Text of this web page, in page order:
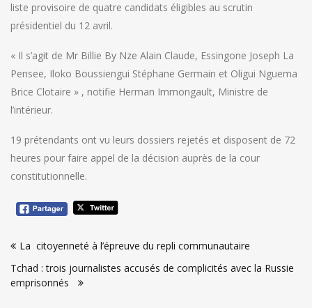
liste provisoire de quatre candidats éligibles au scrutin
présidentiel du 12 avril.
« Il s’agit de Mr Billie By Nze Alain Claude, Essingone Joseph La
Pensee, Iloko Boussiengui Stéphane Germain et Oligui Nguema
Brice Clotaire » , notifie Herman Immongault, Ministre de
l’intérieur.
19 prétendants ont vu leurs dossiers rejetés et disposent de 72
heures pour faire appel de la décision auprès de la cour
constitutionnelle.
de
l’article
La citoyenneté à l’épreuve du repli communautaire
Tchad : trois journalistes accusés de complicités avec la Russie
emprisonnés